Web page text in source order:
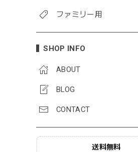
ファミリー用
SHOP INFO
ABOUT
BLOG
CONTACT
送料無料